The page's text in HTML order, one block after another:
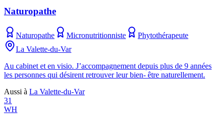
Naturopathe
Naturopathe Micronutritionniste
Phytothérapeute
La Valette-du-Var
Au cabinet et en visio. J’accompagnement depuis plus de 9 années
les personnes qui désirent retrouver leur bien- être naturellement.
Aussi à La Valette-du-Var
31
WH